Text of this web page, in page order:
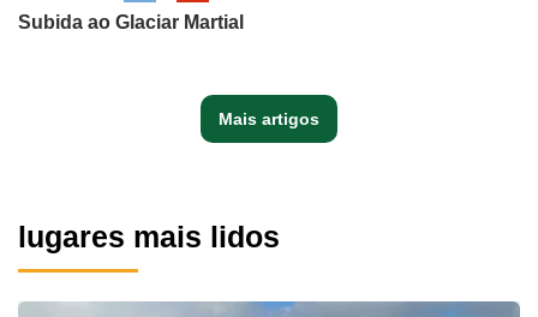
Subida ao Glaciar Martial
Mais artigos
lugares mais lidos